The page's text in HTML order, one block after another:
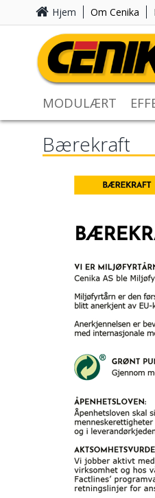
Hjem Om Cenika
MODULÆRT
Bærekraft